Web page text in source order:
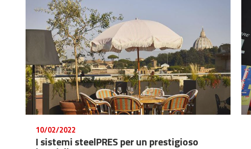
10/02/2022
I sistemi steelPRES per un prestigioso